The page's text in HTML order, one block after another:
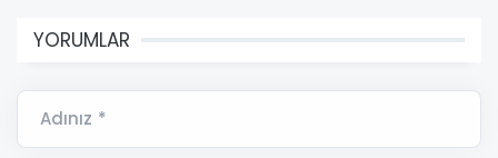
YORUMLAR
Adınız *